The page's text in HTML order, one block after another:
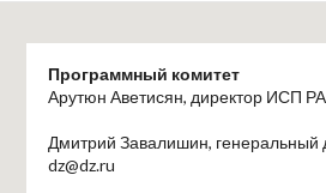
Программный комитет
Арутюн Аветисян, директор ИСП
Дмитрий Завалишин, генеральный
dz@dz.ru